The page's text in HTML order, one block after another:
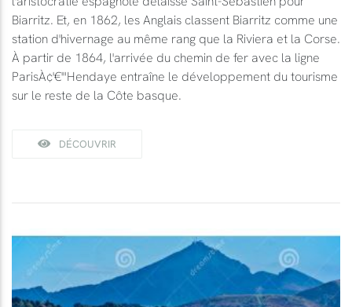
Biarritz. Et, en 1862, les Anglais classent Biarritz comme une
station d'hivernage au même rang que la Riviera et la Corse.
À partir de 1864, l'arrivée du chemin de fer avec la ligne
ParisÀ¢'€'"Hendaye entraîne le développement du tourisme
sur le reste de la Côte basque.
DÉCOUVRIR